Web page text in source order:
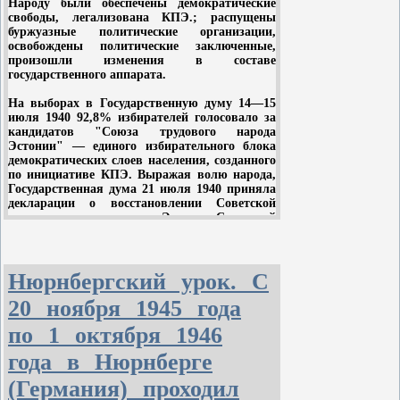
неудачу.
Народу были обеспечены демократические
свободы, легализована КПЭ.; распущены
буржуазные политические организации,
освобождены политические заключенные,
произошли изменения в составе
государственного аппарата.
На выборах в Государственную думу 14—15
июля 1940 92,8% избирателей голосовало за
кандидатов "Союза трудового народа
Эстонии" — единого избирательного блока
демократических слоев населения, созданного
по инициативе КПЭ. Выражая волю народа,
Государственная дума 21 июля 1940 приняла
декларации о восстановлении Советской
власти и провозглашении Эстонию Советской
достоянием, о национализации банков и
крупной промышленности. Государственная
дума обратилась в Верховный Совет СССР с
просьбой о принятии Эстонии в состав СССР.
6 августа 1940 Верховный Совет СССР
удовлетворил эту просьбу и Эстонская ССР
вошла в состав СССР в качестве
равноправной советской социалистической
Нюрнбергский урок. С
20 ноября 1945 года
по 1 октября 1946
года в Нюрнберге
(Германия) проходил